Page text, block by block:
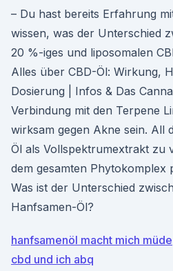
– Du hast bereits Erfahrung
wissen, was der Unterschied
20 %-iges und liposomalen
Alles über CBD-Öl: Wirkung,
Dosierung | Infos & Das
Verbindung mit den Terpene
wirksam gegen Akne sein. All
Öl als Vollspektrumextrakt zu
dem gesamten
Was ist der Unterschied
Hanfsamen-Öl?
hanfsamenöl macht mich müde
cbd und ich abq